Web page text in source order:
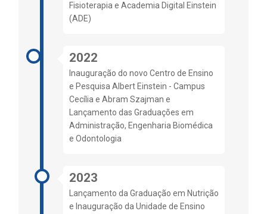
Fisioterapia e Academia Digital Einstein
(ADE)
2022
Inauguração do novo Centro de Ensino
e Pesquisa Albert Einstein - Campus
Cecília e Abram Szajman e
Lançamento das Graduações em
Administração, Engenharia Biomédica
e Odontologia
2023
Lançamento da Graduação em Nutrição
e Inauguração da Unidade de Ensino